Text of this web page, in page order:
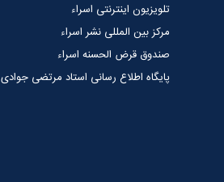
تلویزیون اینترنتی اسراء
مرکز بین المللی نشر اسراء
صندوق قرض الحسنه اسراء
پایگاه اطلاع رسانی استاد مرتضی جوادی